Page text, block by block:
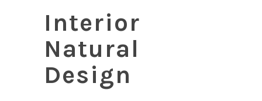
Interior
Natural
Design